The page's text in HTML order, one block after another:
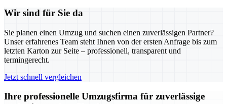
Wir sind für Sie da
Sie planen einen Umzug und suchen einen zuverlässigen Partner?
Unser erfahrenes Team steht Ihnen von der ersten Anfrage bis zum
letzten Karton zur Seite – professionell, transparent und
termingerecht.
Jetzt schnell vergleichen
Ihre professionelle Umzugsfirma für zuverlässige